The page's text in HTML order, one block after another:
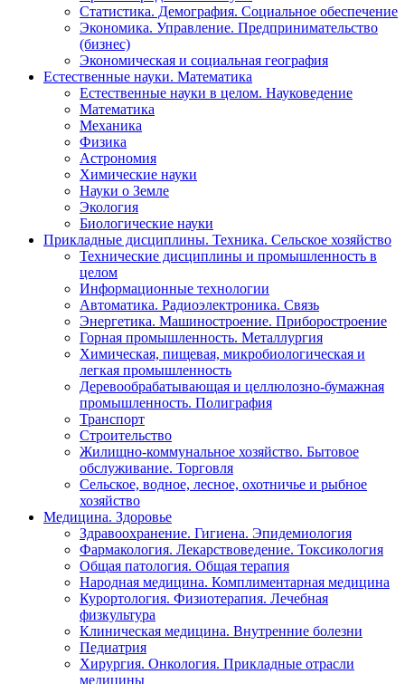
Статистика. Демография. Социальное обеспечение
Экономика. Управление. Предпринимательство
(бизнес)
Экономическая и социальная география
Естественные науки. Математика
Естественные науки в целом. Науковедение
Математика
Механика
Физика
Астрономия
Химические науки
Науки о Земле
Экология
Биологические науки
Прикладные дисциплины. Техника. Сельское хозяйство
Технические дисциплины и промышленность в
целом
Информационные технологии
Автоматика. Радиоэлектроника. Связь
Энергетика. Машиностроение. Приборостроение
Горная промышленность. Металлургия
Химическая, пищевая, микробиологическая и
легкая промышленность
Деревообрабатывающая и целлюлозно-бумажная
промышленность. Полиграфия
Транспорт
Строительство
Жилищно-коммунальное хозяйство. Бытовое
обслуживание. Торговля
Сельское, водное, лесное, охотничье и рыбное
хозяйство
Медицина. Здоровье
Здравоохранение. Гигиена. Эпидемиология
Фармакология. Лекарствоведение. Токсикология
Общая патология. Общая терапия
Народная медицина. Комплиментарная медицина
Курортология. Физиотерапия. Лечебная
физкультура
Клиническая медицина. Внутренние болезни
Педиатрия
Хирургия. Онкология. Прикладные отрасли
медицины